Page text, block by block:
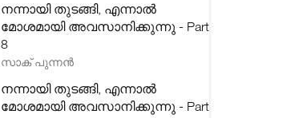
നന്നായി തുടങ്ങി, എന്നാൽ
മോശമായി അവസാനിക്കുന്നു - Part
8
സാക് പുന്നൻ
നന്നായി തുടങ്ങി, എന്നാൽ
മോശമായി അവസാനിക്കുന്നു - Part